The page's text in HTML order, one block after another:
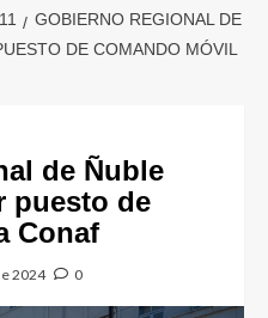
11
GOBIERNO REGIONAL DE
DE COMANDO MÓVIL
de Ñuble
puesto de
Conaf
2024 0